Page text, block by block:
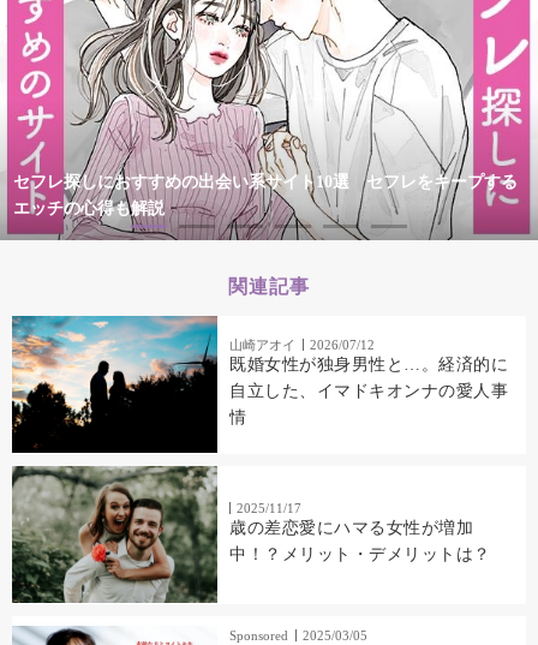
セフレ探しにおすすめの出会い系サイト10選 セフレをキープする
エッチの心得も解説
関連記事
山崎アオイ 2026/07/12
既婚女性が独身男性と…。経済的に
自立した、イマドキオンナの愛人事
情
2025/11/17
歳の差恋愛にハマる女性が増加
中！？メリット・デメリットは？
Sponsored 2025/03/05